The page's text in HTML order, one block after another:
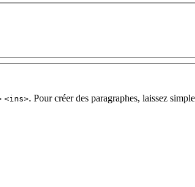
<ins>. Pour créer des paragraphes, laissez